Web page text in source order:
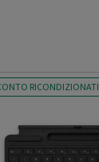
RICONDIZIONATI